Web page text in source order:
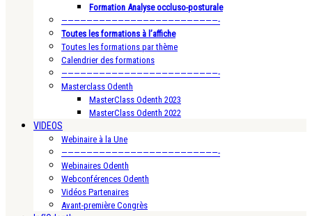
Formation Analyse occluso-posturale
—————————————————————————-
Toutes les formations à l’affiche
Toutes les formations par thème
Calendrier des formations
—————————————————————————-
Masterclass Odenth
MasterClass Odenth 2023
MasterClass Odenth 2022
VIDEOS
Webinaire à la Une
—————————————————————————-
Webinaires Odenth
Webconférences Odenth
Vidéos Partenaires
Avant-première Congrès